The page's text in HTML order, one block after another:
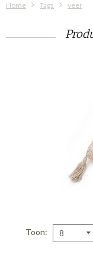
Home Tags veer
Toon 8